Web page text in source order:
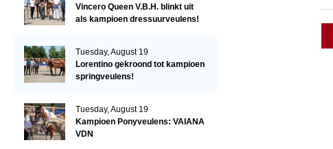
Vincero Queen V.B.H. blinkt uit
als kampioen dressuurveulens!
Tuesday, August 19
Lorentino gekroond tot kampioen
springveulens!
Tuesday, August 19
Kampioen Ponyveulens: VAIANA
VDN